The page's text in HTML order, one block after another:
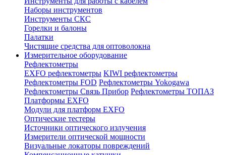
Наборы инструментов
Инструменты СКС
Горелки и балоны
Палатки
Чистящие средства для оптоволокна
Измерительное оборудование
Рефлектометры
EXFO рефлектометры KIWI рефлектометры
Рефлектометры FOD Рефлектометры Yokogawa
Рефлектометры Связь Прибор Рефлектометры ТОПАЗ
Платформы EXFO
Модули для платформ EXFO
Оптические тестеры
Источники оптического излучения
Измерители оптической мощности
Визуальные локаторы повреждений